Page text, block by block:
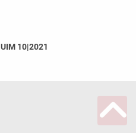
UIM 10|2021